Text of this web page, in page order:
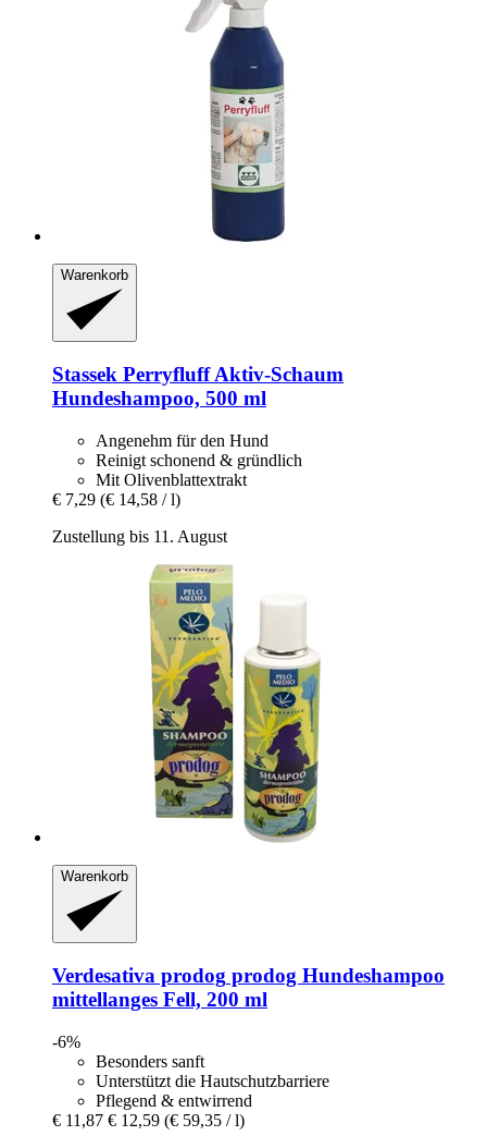
Warenkorb
Stassek Perryfluff Aktiv-​Schaum
Hundeshampoo, 500 ml
Angenehm für den Hund
Reinigt schonend & gründlich
Mit Olivenblattextrakt
€ 7,29 (€ 14,58 / l)
Zustellung bis 11. August
Warenkorb
Verdesativa prodog prodog Hundeshampoo
mittellanges Fell, 200 ml
-6%
Besonders sanft
Unterstützt die Hautschutzbarriere
Pflegend & entwirrend
€ 11,87 € 12,59 (€ 59,35 / l)